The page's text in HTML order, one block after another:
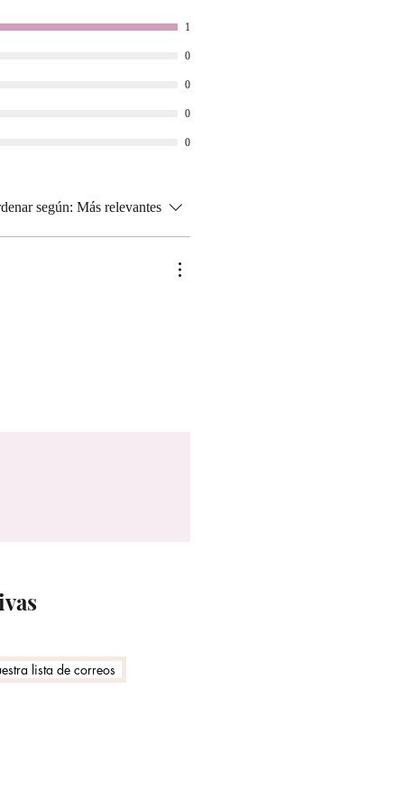
1
0
0
0
0
según: Más relevantes
lista de correos